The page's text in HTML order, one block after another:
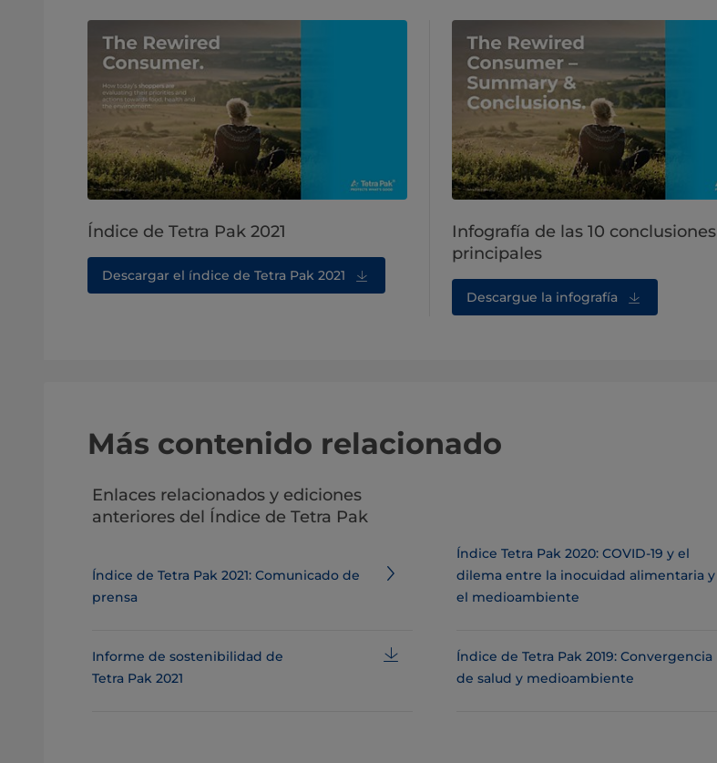
Índice de Tetra Pak 2021
Descargar el índice de Tetra Pak 2021
Infografía de las 10 conclusiones
principales
Descargue la infografía
Más contenido relacionado
Enlaces relacionados y ediciones
anteriores del Índice de Tetra Pak
Índice de Tetra Pak 2021: Comunicado de
prensa
Informe de sostenibilidad de
Tetra Pak 2021
Índice Tetra Pak 2020: COVID-19 y el
dilema entre la inocuidad alimentaria y
el medioambiente
Índice de Tetra Pak 2019: Convergencia
de salud y medioambiente